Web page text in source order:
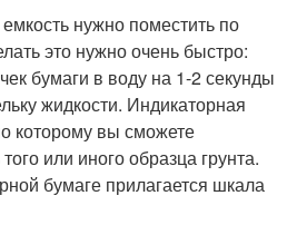
нужно поместить по
это нужно очень быстро:
бумаги в воду на 1-2 секунды
жидкости. Индикаторная
которому вы сможете
или иного образца грунта.
бумаге прилагается шкала